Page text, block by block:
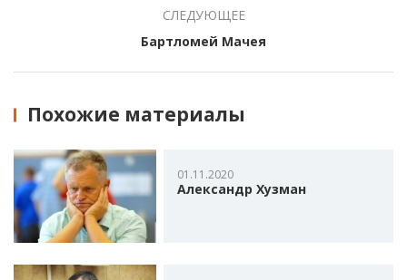
СЛЕДУЮЩЕЕ
Бартломей Мачея
Похожие материалы
01.11.2020
Александр Хузман